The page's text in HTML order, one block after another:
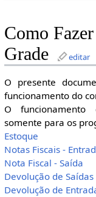
Como
Grade
editar
O presente
funcionamento do
O funcionamento
somente para os
Estoque
Notas Fiscais -
Nota Fiscal - Saída
Devolução de Saídas
Devolução de